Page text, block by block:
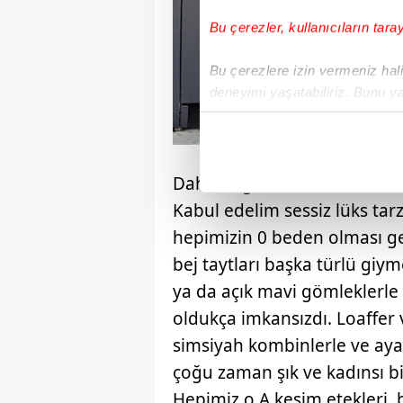
Bu çerezler, kullanıcıların
Bu çerezlere izin vermeniz
deneyimi yaşatabiliriz. Bunu
içerikleri sunabilmek adına
Sizlere daha iyi bir hizmet
çerezler vasıtasıyla çeşitli
amacıyla kullanılmaktadır.
reklam/pazarlama faaliyetlerinin
Çerezlere ilişkin tercihlerinizi
butonuna tıklayabilir,Çerez
6698 sayılı Kişisel Verilerin
Daha doğrusu biz kadınlar
Kabul edelim sessiz lüks
hepimizin 0 beden olması
bej taytları başka türlü
ya da açık mavi
oldukça imkansızdı.
simsiyah kombinlerle ve
çoğu zaman şık ve